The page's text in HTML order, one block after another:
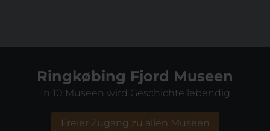
Ringkøbing Fjord Museen
In 10 Museen wird Geschichte lebendig
Freier Zugang zu allen Museen